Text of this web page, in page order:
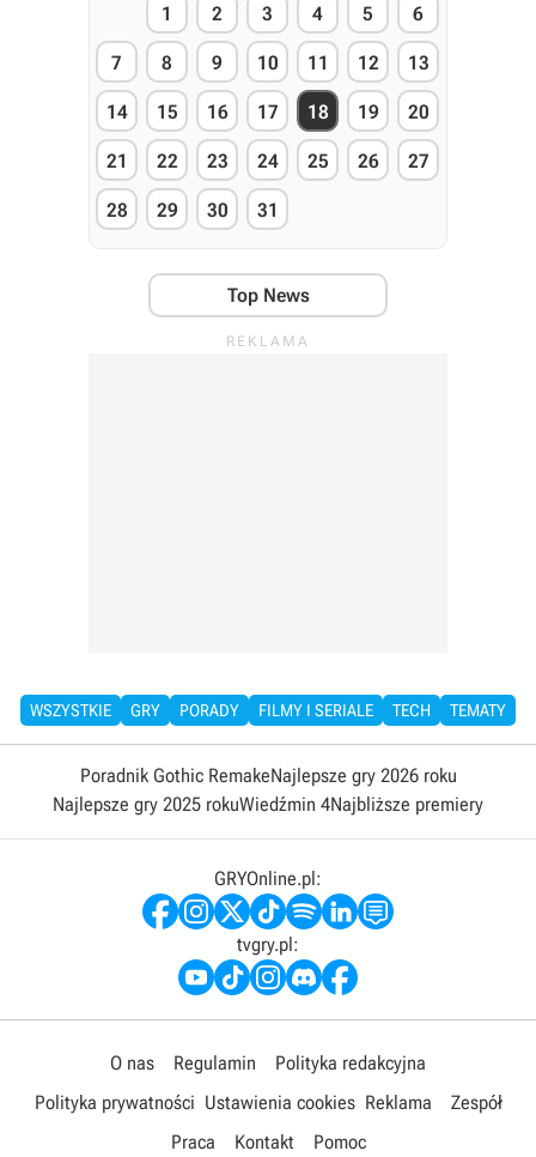
1 2 3 4 5 6
7 8 9 10 11 12 13
14 15 16 17 18 19 20
21 22 23 24 25 26 27
28 29 30 31
Top News
WSZYSTKIE GRY PORADY FILMY I SERIALE TECH TEMATY
Poradnik Gothic RemakeNajlepsze gry 2026 roku
Najlepsze gry 2025 rokuWiedźmin 4Najbliższe premiery
GRYOnline.pl:
tvgry.pl:
O nas Regulamin
Polityka redakcyjna
Polityka prywatności Ustawienia cookies Reklama
Zespół
Praca
Kontakt Pomoc